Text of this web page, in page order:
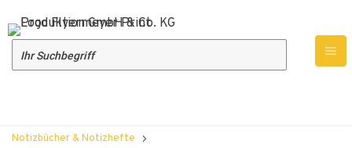
Notizbücher & Notizhefte